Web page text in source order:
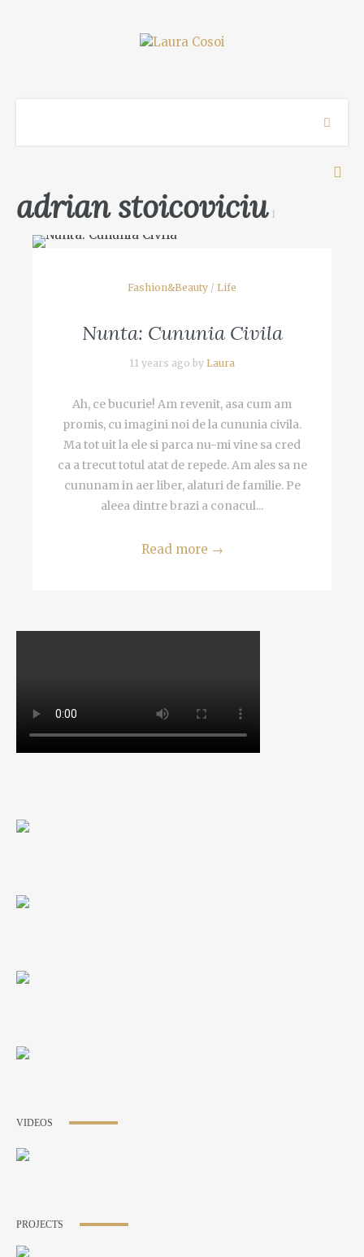
adrian stoicoviciu1
Fashion&Beauty / Life
Nunta: Cununia Civila
11 years ago by Laura
Ah, ce bucurie! Am revenit, asa cum am
promis, cu imagini noi de la cununia civila.
Ma tot uit la ele si parca nu-mi vine sa cred
ca a trecut totul atat de repede. Am ales sa ne
cununam in aer liber, alaturi de familie. Pe
aleea dintre brazi a conacul...
Read more →
VIDEOS
PROJECTS